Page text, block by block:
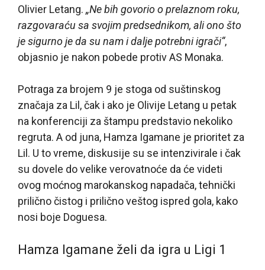
Olivier Letang. „Ne bih govorio o prelaznom roku,
razgovaraću sa svojim predsednikom, ali ono što
je sigurno je da su nam i dalje potrebni igrači“,
objasnio je nakon pobede protiv AS Monaka.
Potraga za brojem 9 je stoga od suštinskog
značaja za Lil, čak i ako je Olivije Letang u petak
na konferenciji za štampu predstavio nekoliko
regruta. A od juna, Hamza Igamane je prioritet za
Lil. U to vreme, diskusije su se intenzivirale i čak
su dovele do velike verovatnoće da će videti
ovog moćnog marokanskog napadača, tehnički
prilično čistog i prilično veštog ispred gola, kako
nosi boje Doguesa.
Hamza Igamane želi da igra u Ligi 1